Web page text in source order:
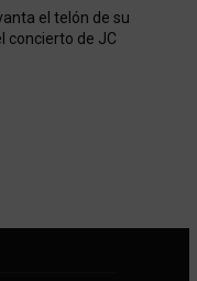
el telón de su
concierto de JC